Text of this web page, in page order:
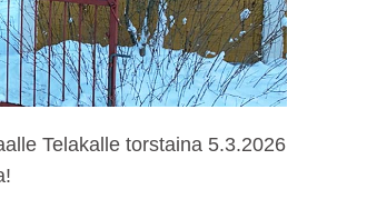
Telakalle torstaina 5.3.2026